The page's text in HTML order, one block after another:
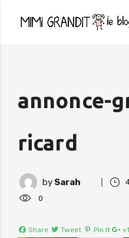
annonce-
ricard
by Sarah
0
Share Tweet Pin It +1